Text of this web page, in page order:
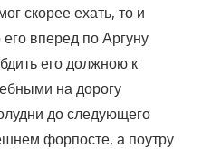
скорее ехать, то и
вперед по Аргуну
его должною к
на дорогу
до следующего
форпосте, а поутру